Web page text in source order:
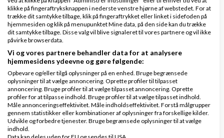
1 2 3 4
Manglende betaling
Nyeste indlægafDaniel Andersen,den 02-01-
2026 kl. 21:45
klikke på fingeraftryksknappen i nederste venstre hjørne af webstedet. For at
trække dit samtykke tilbage, klik på fingeraftrykket eller linket i sidefoden på
hjemmesiden og klik på menupunktet Mine data, på den side kan du trække
dit samtykke tilbage. Disse valg vil blive signaleret til vores partnere og vil ikke
påvirke browserdata.
Vi og vores partnere behandler data for at analysere
hjemmesidens ydeevne og gøre følgende:
Opbevare og/eller tilgå oplysninger på en enhed. Bruge begrænsede
oplysninger til at vælge annoncering. Oprette profiler til tilpasset
annoncering. Bruge profiler til at vælge tilpasset annoncering. Oprette
profiler for at tilpasse indhold. Bruge profiler til at vælge tilpasset indhold.
Måle annonceringseffektivitet. Måle indholdseffektivitet. Forstå målgrupper
gennem statistikker eller kombinationer af oplysninger fra forskellige kilder.
Udvikle og forbedre tjenester. Bruge begrænsede oplysninger til at vælge
indhold.